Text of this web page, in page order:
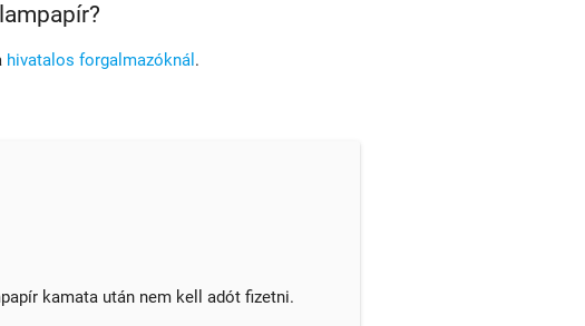
hivatalos forgalmazóknál .
kamata után nem kell adót fizetni.